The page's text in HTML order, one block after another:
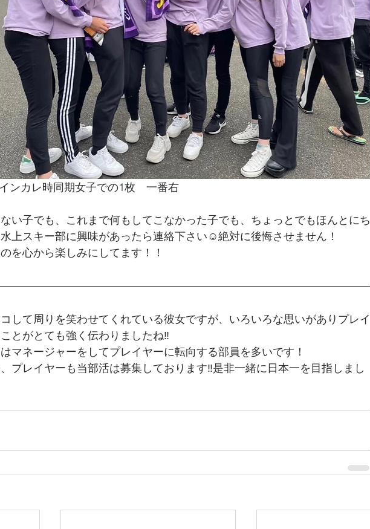
ンカレ時同期女子での1枚　一番右
い子でも、これまで何もしてこなかった子でも、ちょっとでもほんとにち
上スキー部に興味があったら連絡下さい☺️絶対に後悔させません！
を心から楽しみにしてます！！
して周りを笑わせてくれている彼女ですが、いろいろな思いがありプレイ
とがとても強く伝わりましたね‼️
マネージャーをしてプレイヤーに転向する部員を多いです！
プレイヤーも当部活は募集しております‼️是非一緒に日本一を目指しまし